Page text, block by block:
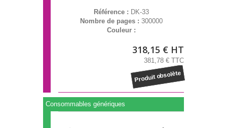
Référence : DK-33
Nombre de pages : 300000
Couleur :
318,15 € HT
381,78 € TTC
Produit obsolète
Consommables génériques